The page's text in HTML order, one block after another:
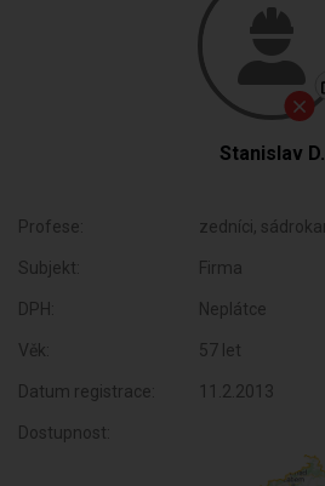
Stanislav D.
Profese: zedníci,
Subjekt: Firma
DPH: Neplátce
Věk: 57 let
Datum registrace: 11.2.2013
Dostupnost: